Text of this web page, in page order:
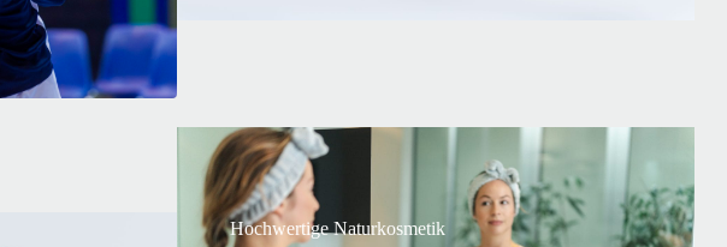
Hochwertige Naturkosmetik